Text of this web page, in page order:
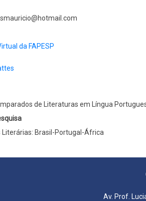
da FAPESP
de Literaturas em Língua
Literárias: Brasil-Portugal-África
Av. Prof.